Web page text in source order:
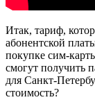
Итак, тариф,
абонентской
покупке сим-
смогут получить
для Санкт-
стоимость?